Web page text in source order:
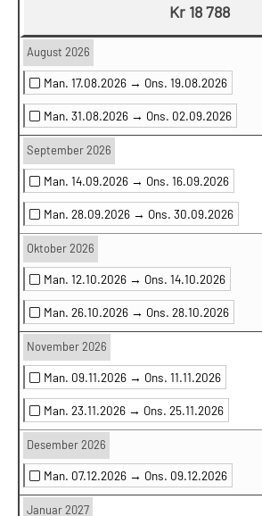
Kr 18 788
August 2026
Man. 17.08.2026 → Ons. 19.08.2026
Man. 31.08.2026 → Ons. 02.09.2026
September 2026
Man. 14.09.2026 → Ons. 16.09.2026
Man. 28.09.2026 → Ons. 30.09.2026
Oktober 2026
Man. 12.10.2026 → Ons. 14.10.2026
Man. 26.10.2026 → Ons. 28.10.2026
November 2026
Man. 09.11.2026 → Ons. 11.11.2026
Man. 23.11.2026 → Ons. 25.11.2026
Desember 2026
Man. 07.12.2026 → Ons. 09.12.2026
Januar 2027